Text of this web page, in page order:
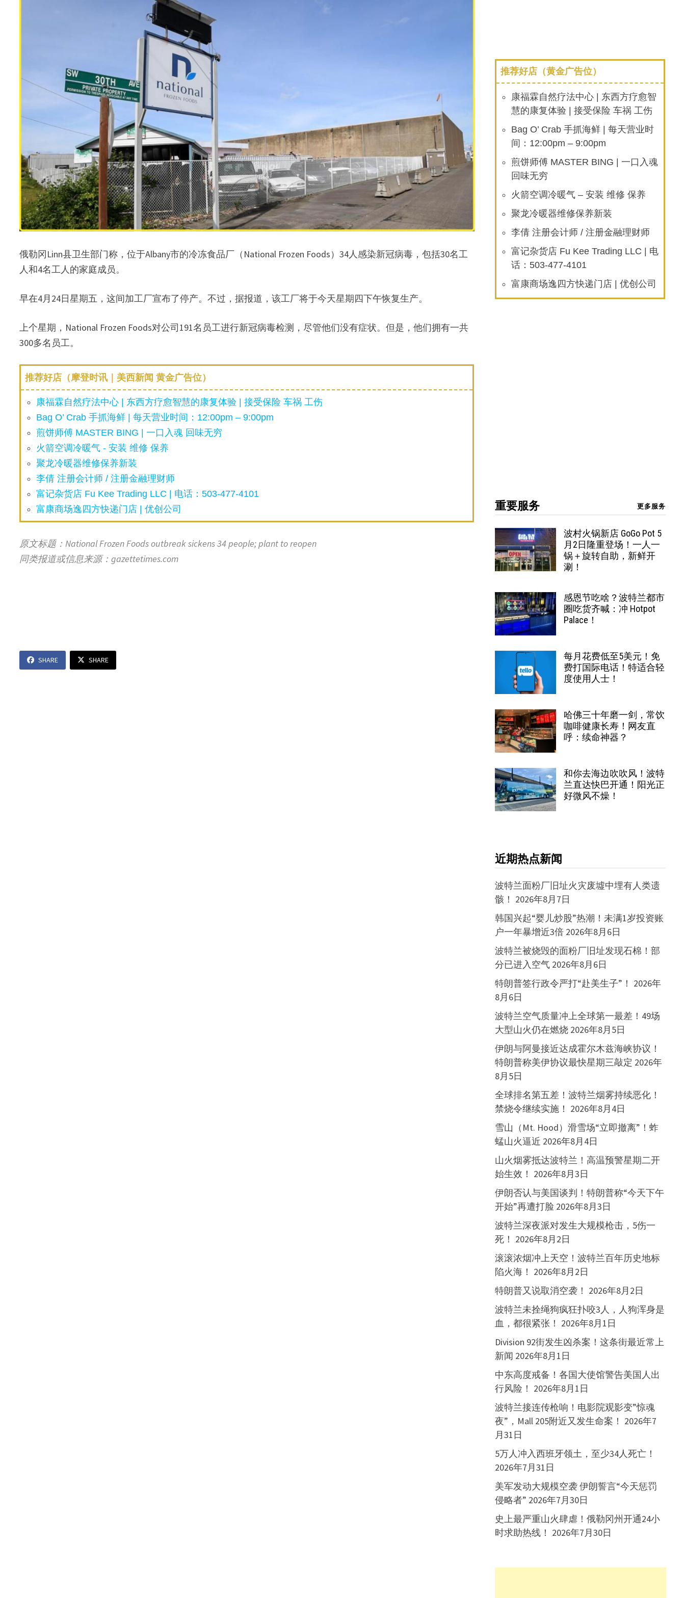
俄勒冈Linn县卫生部门称，位于Albany市的冷冻食品厂（National Frozen Foods）34人感染新冠病毒，包括30名工
人和4名工人的家庭成员。
早在4月24日星期五，这间加工厂宣布了停产。不过，据报道，该工厂将于今天星期四下午恢复生产。
上个星期，National Frozen Foods对公司191名员工进行新冠病毒检测，尽管他们没有症状。但是，他们拥有一共
300多名员工。
推荐好店（摩登时讯｜美西新闻 黄金广告位）
康福霖自然疗法中心 | 东西方疗愈智慧的康复体验 | 接受保险 车祸 工伤
Bag O’ Crab 手抓海鲜 | 每天营业时间：12:00pm – 9:00pm
煎饼师傅 MASTER BING | 一口入魂 回味无穷
火箭空调冷暖气 - 安装 维修 保养
聚龙冷暖器维修保养新装
李倩 注册会计师 / 注册金融理财师
富记杂货店 Fu Kee Trading LLC | 电话：503-477-4101
富康商场逸四方快递门店 | 优创公司
原文标题：National Frozen Foods outbreak sickens 34 people; plant to reopen
同类报道或信息来源：gazettetimes.com
SHARE SHARE
推荐好店（黄金广告位）
康福霖自然疗法中心 | 东西方疗愈智
慧的康复体验 | 接受保险 车祸 工伤
Bag O’ Crab 手抓海鲜 | 每天营业时
间：12:00pm – 9:00pm
煎饼师傅 MASTER BING | 一口入魂
回味无穷
火箭空调冷暖气 – 安装 维修 保养
聚龙冷暖器维修保养新装
李倩 注册会计师 / 注册金融理财师
富记杂货店 Fu Kee Trading LLC | 电
话：503-477-4101
富康商场逸四方快递门店 | 优创公司
重要服务 更多服务
波村火锅新店 GoGo Pot 5
月2日隆重登场！一人一
锅＋旋转自助，新鲜开
涮！
感恩节吃啥？波特兰都市
圈吃货齐喊：冲 Hotpot
Palace！
每月花费低至5美元！免
费打国际电话！特适合轻
度使用人士！
哈佛三十年磨一剑，常饮
咖啡健康长寿！网友直
呼：续命神器？
和你去海边吹吹风！波特
兰直达快巴开通！阳光正
好微风不燥！
近期热点新闻
波特兰面粉厂旧址火灾废墟中埋有人类遗
骸！ 2026年8月7日
韩国兴起“婴儿炒股”热潮！未满1岁投资账
户一年暴增近3倍 2026年8月6日
波特兰被烧毁的面粉厂旧址发现石棉！部
分已进入空气 2026年8月6日
特朗普签行政令严打“赴美生子”！ 2026年
8月6日
波特兰空气质量冲上全球第一最差！49场
大型山火仍在燃烧 2026年8月5日
伊朗与阿曼接近达成霍尔木兹海峡协议！
特朗普称美伊协议最快星期三敲定 2026年
8月5日
全球排名第五差！波特兰烟雾持续恶化！
禁烧令继续实施！ 2026年8月4日
雪山（Mt. Hood）滑雪场“立即撤离”！蚱
蜢山火逼近 2026年8月4日
山火烟雾抵达波特兰！高温预警星期二开
始生效！ 2026年8月3日
伊朗否认与美国谈判！特朗普称“今天下午
开始”再遭打脸 2026年8月3日
波特兰深夜派对发生大规模枪击，5伤一
死！ 2026年8月2日
滚滚浓烟冲上天空！波特兰百年历史地标
陷火海！ 2026年8月2日
特朗普又说取消空袭！ 2026年8月2日
波特兰未拴绳狗疯狂扑咬3人，人狗浑身是
血，都很紧张！ 2026年8月1日
Division 92街发生凶杀案！这条街最近常上
新闻 2026年8月1日
中东高度戒备！各国大使馆警告美国人出
行风险！ 2026年8月1日
波特兰接连传枪响！电影院观影变”惊魂
夜”，Mall 205附近又发生命案！ 2026年7
月31日
5万人冲入西班牙领土，至少34人死亡！
2026年7月31日
美军发动大规模空袭 伊朗誓言“今天惩罚
侵略者” 2026年7月30日
史上最严重山火肆虐！俄勒冈州开通24小
时求助热线！ 2026年7月30日